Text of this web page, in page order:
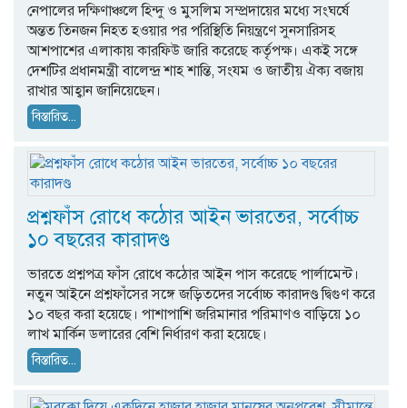
নেপালের দক্ষিণাঞ্চলে হিন্দু ও মুসলিম সম্প্রদায়ের মধ্যে সংঘর্ষে
অন্তত তিনজন নিহত হওয়ার পর পরিস্থিতি নিয়ন্ত্রণে সুনসারিসহ
আশপাশের এলাকায় কারফিউ জারি করেছে কর্তৃপক্ষ। একই সঙ্গে
দেশটির প্রধানমন্ত্রী বালেন্দ্র শাহ শান্তি, সংযম ও জাতীয় ঐক্য বজায়
রাখার আহ্বান জানিয়েছেন।
বিস্তারিত...
প্রশ্নফাঁস রোধে কঠোর আইন ভারতের, সর্বোচ্চ
১০ বছরের কারাদণ্ড
ভারতে প্রশ্নপত্র ফাঁস রোধে কঠোর আইন পাস করেছে পার্লামেন্ট।
নতুন আইনে প্রশ্নফাঁসের সঙ্গে জড়িতদের সর্বোচ্চ কারাদণ্ড দ্বিগুণ করে
১০ বছর করা হয়েছে। পাশাপাশি জরিমানার পরিমাণও বাড়িয়ে ১০
লাখ মার্কিন ডলারের বেশি নির্ধারণ করা হয়েছে।
বিস্তারিত...